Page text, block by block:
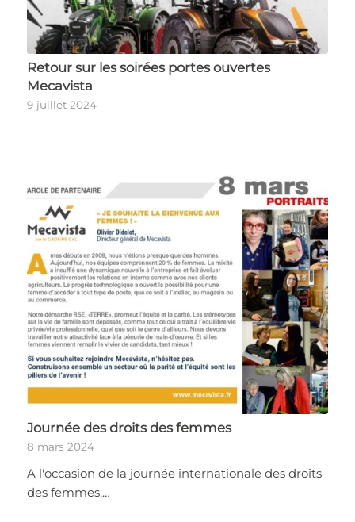
Retour sur les soirées portes ouvertes
Mecavista
9 juillet 2024
Journée des droits des femmes
8 mars 2024
A l'occasion de la journée internationale des droits
des femmes,…